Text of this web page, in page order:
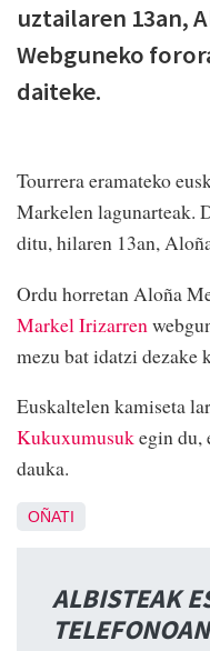
uztailaren 13an,
Webguneko
daiteke.
Tourrera eramateko
Markelen lagunarteak.
ditu, hilaren 13an,
Ordu horretan Aloña
Markel Irizarren
mezu bat idatzi dezake
Euskaltelen kamiseta
Kukuxumusukegin du,
dauka.
OÑATI
ALBISTEAK
TELEFONOAN